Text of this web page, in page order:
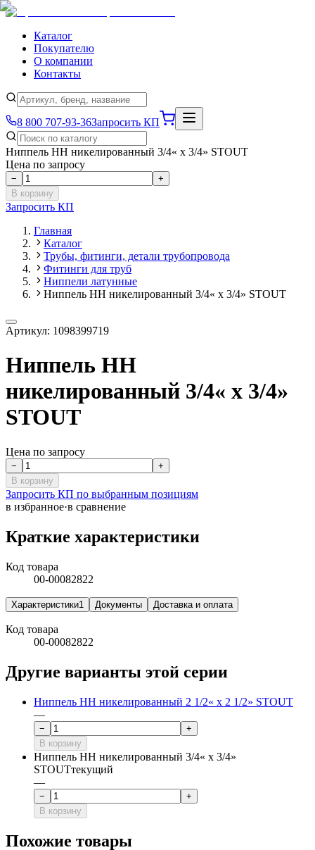
Каталог
Покупателю
О компании
Контакты
8 800 707-93-36Запросить КП
Ниппель НН никелированный 3/4« х 3/4» STOUT
Цена по запросу
−
+
В корзину
Запросить КП
Главная
Каталог
Трубы, фитинги, детали трубопровода
Фитинги для труб
Ниппели латунные
Ниппель НН никелированный 3/4« х 3/4» STOUT
Артикул: 1098399719
Ниппель НН
никелированный 3/4« х 3/4»
STOUT
Цена по запросу
−
+
В корзину
Запросить КП по выбранным позициям
в избранное·в сравнение
Краткие характеристики
Код товара
00-00082822
Характеристики1 Документы Доставка и оплата
Код товара
00-00082822
Другие варианты этой серии
Ниппель НН никелированный 2 1/2« х 2 1/2» STOUT
—
−
+
В корзину
Ниппель НН никелированный 3/4« х 3/4»
STOUTтекущий
—
−
+
В корзину
Похожие товары